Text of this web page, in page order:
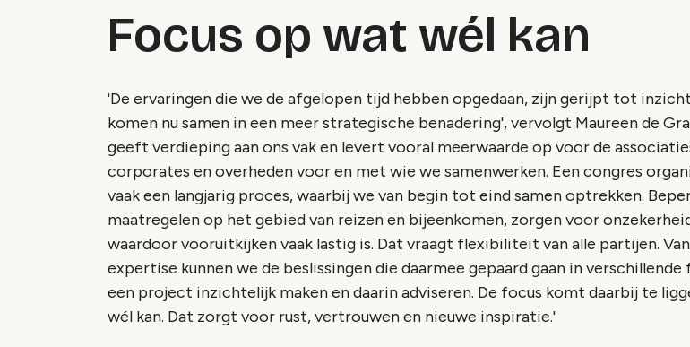
Focus op wat wél kan
'De ervaringen die we de afgelopen tijd hebben opgedaan, zijn gerijpt tot
komen nu samen in een meer strategische benadering', vervolgt Maureen de
geeft verdieping aan ons vak en levert vooral meerwaarde op voor de
corporates en overheden voor en met wie we samenwerken. Een congres
vaak een langjarig proces, waarbij we van begin tot eind samen optrekken.
maatregelen op het gebied van reizen en bijeenkomen, zorgen voor
waardoor vooruitkijken vaak lastig is. Dat vraagt flexibiliteit van alle partijen.
expertise kunnen we de beslissingen die daarmee gepaard gaan in verschillende
een project inzichtelijk maken en daarin adviseren. De focus komt daarbij te
wél kan. Dat zorgt voor rust, vertrouwen en nieuwe inspiratie.'